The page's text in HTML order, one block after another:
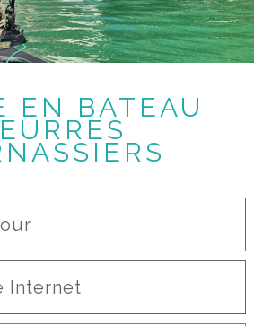
EN BATEAU
Internet